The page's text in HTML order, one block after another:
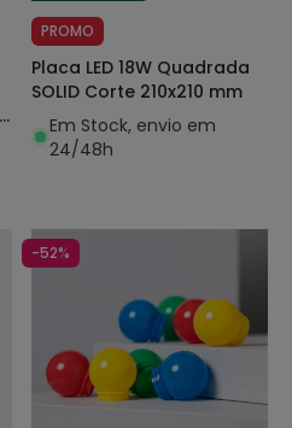
PROMO
Placa LED 18W Quadrada
SOLID Corte 210x210 mm
Em Stock, envio em
24/48h
-52%